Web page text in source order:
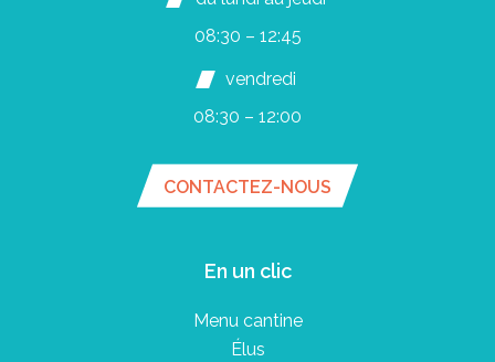
08:30 – 12:45
vendredi
08:30 – 12:00
CONTACTEZ-NOUS
En un clic
Menu cantine
Élus